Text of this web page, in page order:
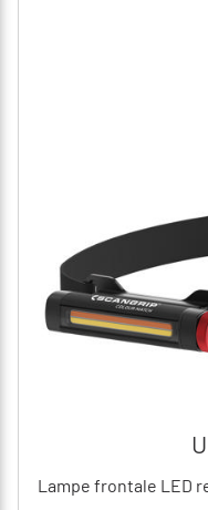
Lampe frontale LED